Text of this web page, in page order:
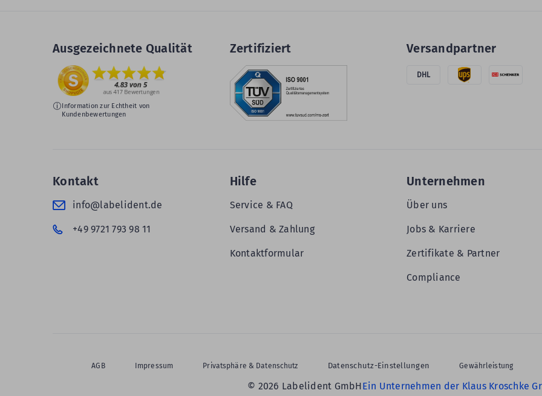
Ausgezeichnete Qualität
Information zur Echtheit von
Kundenbewertungen
Zertifiziert Versandpartner
DHL
Kontakt
info@labelident.de
+49 9721 793 98 11
Hilfe
Service & FAQ
Versand & Zahlung
Kontaktformular
Unternehmen
Über uns
Jobs & Karriere
Zertifikate & Partner
Compliance
AGB Impressum Privatsphäre & Datenschutz Datenschutz-Einstellungen Gewährleistung
© 2026 Labelident GmbHEin Unternehmen der Klaus Kroschke